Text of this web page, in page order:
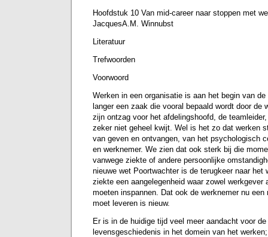
Hoofdstuk 10 Van mid-career naar stoppen met
JacquesA.M. Winnubst
Literatuur
Trefwoorden
Voorwoord
Werken in een organisatie is aan het begin van
langer een zaak die vooral bepaald wordt door de
zijn ontzag voor het afdelingshoofd, de
zeker niet geheel kwijt. Wel is het zo dat werken
van geven en ontvangen, van het psychologisch
en werknemer. We zien dat ook sterk bij die
vanwege ziekte of andere persoonlijke
nieuwe wet Poortwachter is de terugkeer naar het
ziekte een aangelegenheid waar zowel werkgever
moeten inspannen. Dat ook de werknemer nu een
moet leveren is nieuw.
Er is in de huidige tijd veel meer aandacht voor
levensgeschiedenis in het domein van het